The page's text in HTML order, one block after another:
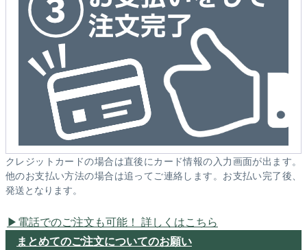
クレジットカードの場合は直後にカード情報の入力画面が出ます。
他のお支払い方法の場合は追ってご連絡します。お支払い完了後、
発送となります。
電話でのご注文も可能！ 詳しくはこちら
まとめてのご注文についてのお願い